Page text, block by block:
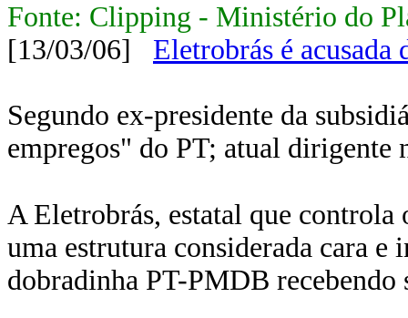
Fonte: Clipping - Ministério do
[13/03/06] Eletrobrás é
Segundo ex-presidente da
empregos" do PT; atual dirigente
A Eletrobrás, estatal que controla
uma estrutura considerada cara e
dobradinha PT-PMDB recebendo